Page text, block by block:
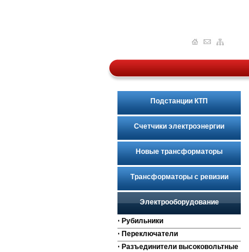
Подстанции КТП
Счетчики электроэнергии
Новые трансформаторы
Трансформаторы с ревизии
Электрооборудование
⋅ Рубильники
⋅ Переключатели
⋅ Разъединители высоковольтные